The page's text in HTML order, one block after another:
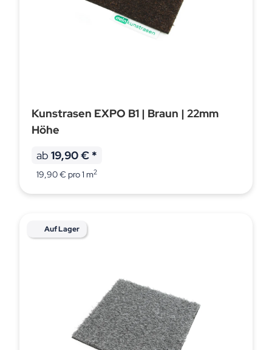
Kunstrasen EXPO B1 | Braun | 22mm
Höhe
ab 19,90 € *
19,90 € pro 1 m2
Auf Lager